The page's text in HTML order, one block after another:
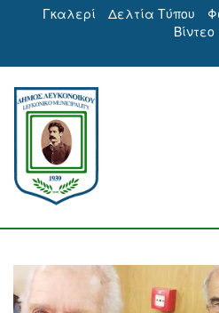
Γκαλερί Δελτία Τύπου
Βίντεο